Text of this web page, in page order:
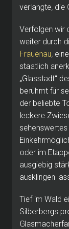
verlangte, die
Verfolgen wir
weiter durch
Frauenau,
staatlich
„Glasstadt“
berühmt für
der beliebte
leckere
oder im
ausgiebig
ausklingen
Tief im Wald
Silberbergs